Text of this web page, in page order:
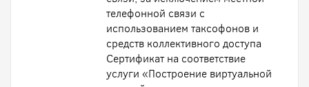
телефонной связи с
использованием таксофонов и
средств коллективного доступа
Сертификат на соответствие
услуги «Построение виртуальной